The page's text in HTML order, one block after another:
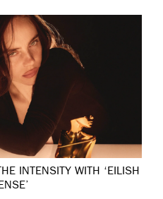
INTENSITY WITH ‘EILISH